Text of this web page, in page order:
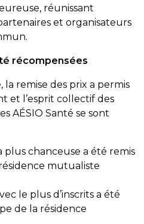
réunissant
et organisateurs
récompensées
remise des prix a permis
et l’esprit collectif des
AÉSIO Santé se sont
plus chanceuse a été remis
mutualiste
le plus d’inscrits a été
de la résidence